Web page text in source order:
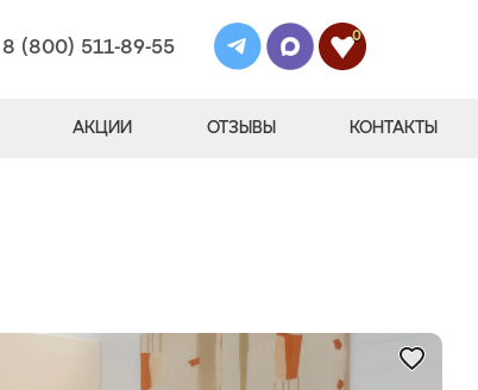
8 (800) 511-89-55
0
АКЦИИ ОТЗЫВЫ КОНТАКТЫ